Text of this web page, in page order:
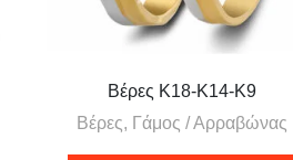
Βέρες Κ18-Κ14-Κ9
Βέρες, Γάμος / Αρραβώνας